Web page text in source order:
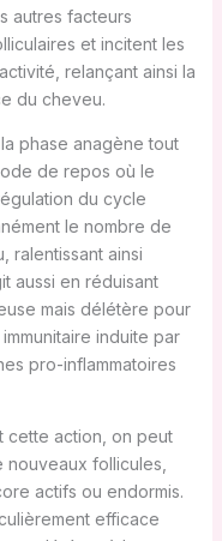
autres facteurs
et incitent les
relançant ainsi la
du cheveu.
phase anagène tout
de repos où le
du cycle
le nombre de
ralentissant ainsi
aussi en réduisant
mais délétère pour
induite par
pro-inflammatoires
cette action, on peut
follicules,
actifs ou endormis.
efficace